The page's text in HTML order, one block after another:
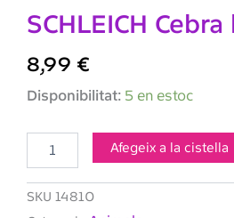
SCHLEICH
8,99 €
Disponibilitat: 5 en estoc
quantitat
Cebra
Afegeix a la cistella
SKU 14810